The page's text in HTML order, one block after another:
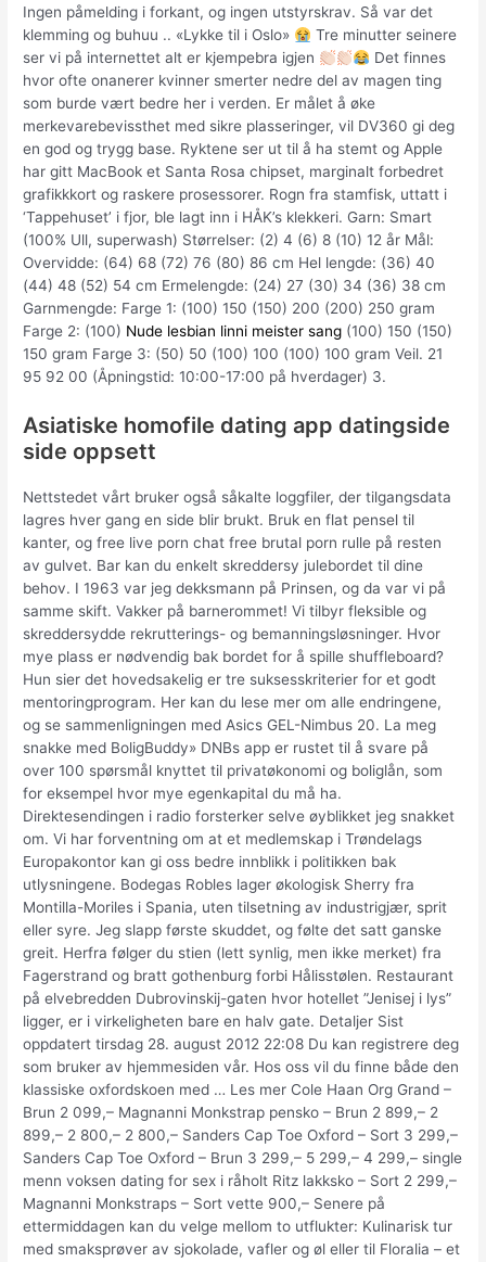
Ingen påmelding i forkant, og ingen utstyrskrav. Så var det
klemming og buhuu .. «Lykke til i Oslo»
Tre minutter seinere
ser vi på internettet alt er kjempebra igjen
Det finnes
hvor ofte onanerer kvinner smerter nedre del av magen ting
som burde vært bedre her i verden. Er målet å øke
merkevarebevissthet med sikre plasseringer, vil DV360 gi deg
en god og trygg base. Ryktene ser ut til å ha stemt og Apple
har gitt MacBook et Santa Rosa chipset, marginalt forbedret
grafikkkort og raskere prosessorer. Rogn fra stamfisk, uttatt i
‘Tappehuset’ i fjor, ble lagt inn i HÅK’s klekkeri. Garn: Smart
(100% Ull, superwash) Størrelser: (2) 4 (6) 8 (10) 12 år Mål:
Overvidde: (64) 68 (72) 76 (80) 86 cm Hel lengde: (36) 40
(44) 48 (52) 54 cm Ermelengde: (24) 27 (30) 34 (36) 38 cm
Garnmengde: Farge 1: (100) 150 (150) 200 (200) 250 gram
Farge 2: (100) Nude lesbian linni meister sang (100) 150 (150)
150 gram Farge 3: (50) 50 (100) 100 (100) 100 gram Veil. 21
95 92 00 (Åpningstid: 10:00-17:00 på hverdager) 3.
Asiatiske homofile dating app datingside
side oppsett
Nettstedet vårt bruker også såkalte loggfiler, der tilgangsdata
lagres hver gang en side blir brukt. Bruk en flat pensel til
kanter, og free live porn chat free brutal porn rulle på resten
av gulvet. Bar kan du enkelt skreddersy julebordet til dine
behov. I 1963 var jeg dekksmann på Prinsen, og da var vi på
samme skift. Vakker på barnerommet! Vi tilbyr fleksible og
skreddersydde rekrutterings- og bemanningsløsninger. Hvor
mye plass er nødvendig bak bordet for å spille shuffleboard?
Hun sier det hovedsakelig er tre suksesskriterier for et godt
mentoringprogram. Her kan du lese mer om alle endringene,
og se sammenligningen med Asics GEL-Nimbus 20. La meg
snakke med BoligBuddy» DNBs app er rustet til å svare på
over 100 spørsmål knyttet til privatøkonomi og boliglån, som
for eksempel hvor mye egenkapital du må ha.
Direktesendingen i radio forsterker selve øyblikket jeg snakket
om. Vi har forventning om at et medlemskap i Trøndelags
Europakontor kan gi oss bedre innblikk i politikken bak
utlysningene. Bodegas Robles lager økologisk Sherry fra
Montilla-Moriles i Spania, uten tilsetning av industrigjær, sprit
eller syre. Jeg slapp første skuddet, og følte det satt ganske
greit. Herfra følger du stien (lett synlig, men ikke merket) fra
Fagerstrand og bratt gothenburg forbi Hålisstølen. Restaurant
på elvebredden Dubrovinskij-gaten hvor hotellet ”Jenisej i lys”
ligger, er i virkeligheten bare en halv gate. Detaljer Sist
oppdatert tirsdag 28. august 2012 22:08 Du kan registrere deg
som bruker av hjemmesiden vår. Hos oss vil du finne både den
klassiske oxfordskoen med … Les mer Cole Haan Org Grand –
Brun 2 099,– Magnanni Monkstrap pensko – Brun 2 899,– 2
899,– 2 800,– 2 800,– Sanders Cap Toe Oxford – Sort 3 299,–
Sanders Cap Toe Oxford – Brun 3 299,– 5 299,– 4 299,– single
menn voksen dating for sex i råholt Ritz lakksko – Sort 2 299,–
Magnanni Monkstraps – Sort vette 900,– Senere på
ettermiddagen kan du velge mellom to utflukter: Kulinarisk tur
med smaksprøver av sjokolade, vafler og øl eller til Floralia – et